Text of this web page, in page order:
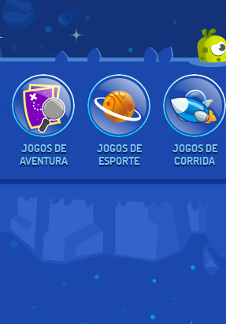
JOGOS DE
AVENTURA
JOGOS DE
ESPORTE
JOGOS DE
CORRIDA